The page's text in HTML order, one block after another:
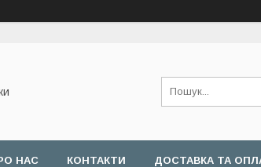
НАС КОНТАКТИ ДОСТАВКА ТА